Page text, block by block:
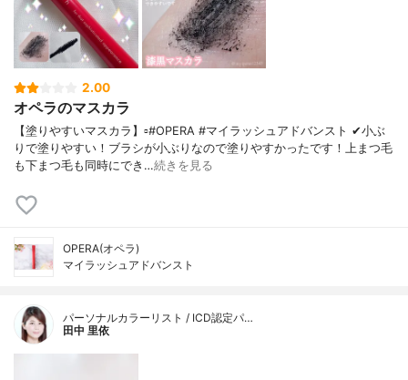
2.00
オペラのマスカラ
【塗りやすいマスカラ】▫️#OPERA #マイラッシュアドバンスト ✔小ぶ
りで塗りやすい！ブラシが小ぶりなので塗りやすかったです！上まつ毛
も下まつ毛も同時にでき…続きを見る
OPERA(オペラ)
マイラッシュアドバンスト
パーソナルカラーリスト / ICD認定パ…
田中 里依